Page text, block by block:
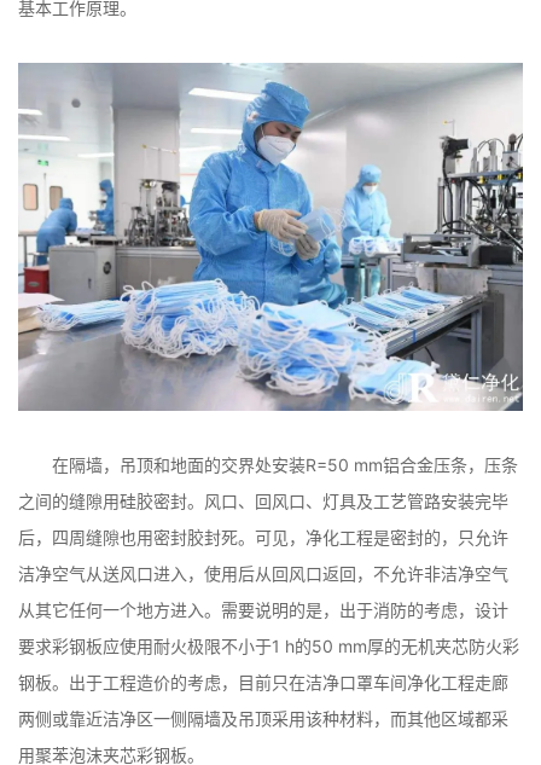
基本工作原理。
在隔墙，吊顶和地面的交界处安装R=50 mm铝合金压条，压条
之间的缝隙用硅胶密封。风口、回风口、灯具及工艺管路安装完毕
后，四周缝隙也用密封胶封死。可见，净化工程是密封的，只允许
洁净空气从送风口进入，使用后从回风口返回，不允许非洁净空气
从其它任何一个地方进入。需要说明的是，出于消防的考虑，设计
要求彩钢板应使用耐火极限不小于1 h的50 mm厚的无机夹芯防火彩
钢板。出于工程造价的考虑，目前只在洁净口罩车间净化工程走廊
两侧或靠近洁净区一侧隔墙及吊顶采用该种材料，而其他区域都采
用聚苯泡沫夹芯彩钢板。